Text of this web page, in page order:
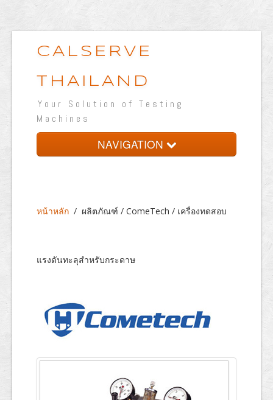
CALSERVE
THAILAND
Your Solution of Testing
Machines
NAVIGATION
ผลิตภัณฑ์
เวปแสดงผลงาน
English
หน้าหลัก / ผลิตภัณฑ์ / ComeTech / เครื่องทดสอบ
แรงดันทะลุสำหรับกระดาษ